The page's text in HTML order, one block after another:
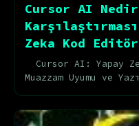
Cursor AI
Zeka Kod
Cursor AI: Yapay
Muazzam Uyumu ve